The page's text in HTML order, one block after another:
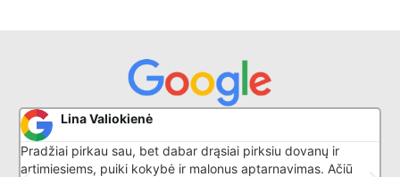
pirksiu dovanų ir
aptarnavimas. Ačiū
Puikiai išmano savo darbą,